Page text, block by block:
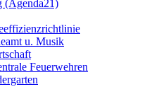
(Agenda21)
u. Musik
Feuerwehren